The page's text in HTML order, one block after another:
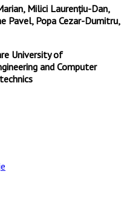
Milici Laurențiu-Dan,
Pavel, Popa Cezar-Dumitru,
University of
and Computer